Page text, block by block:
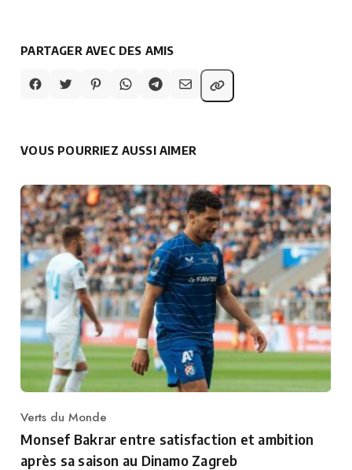
PARTAGER AVEC DES AMIS
VOUS POURRIEZ AUSSI AIMER
Category
Verts du Monde
Monsef Bakrar entre satisfaction et ambition
après sa saison au Dinamo Zagreb